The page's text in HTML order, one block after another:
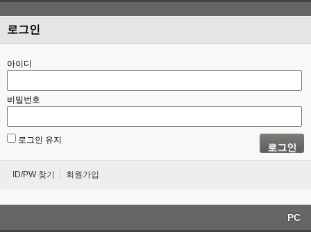
로그인
아이디
비밀번호
로그인 유지
로그인
ID/PW 찾기 회원가입
PC